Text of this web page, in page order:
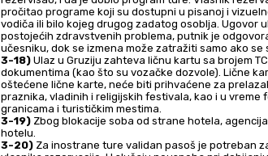
pročitao programe koji su dostupni u pisanoj i
vodiča ili bilo kojeg drugog zadatog osoblja. Ugovor
postojećih zdravstvenih problema, putnik je
učesniku, dok se izmena može zatražiti samo ako se
3-18) Ulaz u Gruziju zahteva ličnu kartu sa brojem
dokumentima (kao što su vozačke dozvole). Lične
oštećene lične karte, neće biti prihvaćene za
praznika, vladinih i religijskih festivala, kao i u
granicama i turističkim mestima.
3-19) Zbog blokacije soba od strane hotela,
hotelu.
3-20) Za inostrane ture validan pasoš je potreban